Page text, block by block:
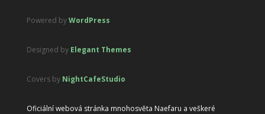
Powered byWordPress
Designed by Elegant Themes
Covers by NightCafeStudio
Oficiální webová stránka mnohosvěta Naefaru a veškeré